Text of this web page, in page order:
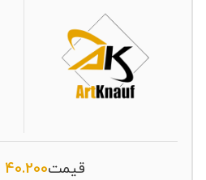
قیمت40.200